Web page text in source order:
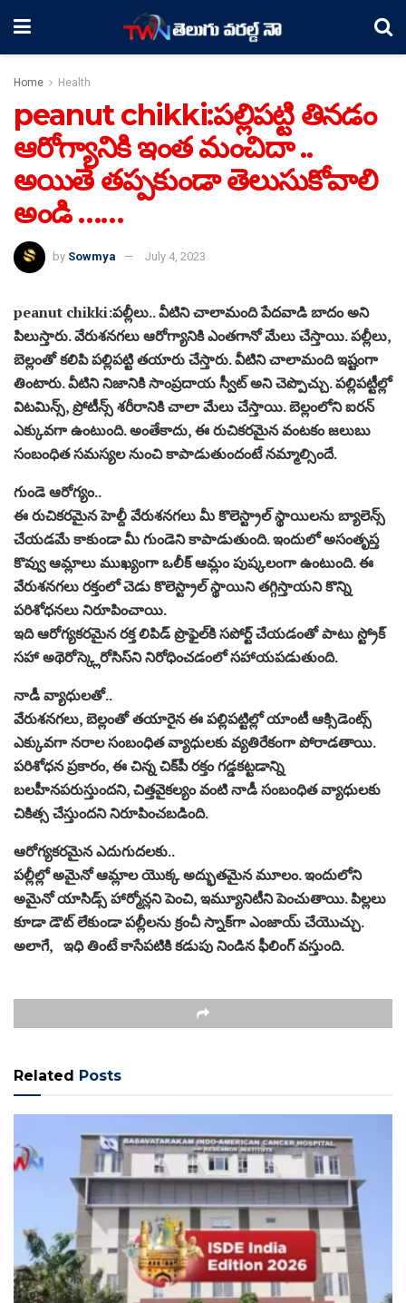
Home Health
peanut chikki:పల్లిపట్టి తినడం
ఆరోగ్యానికి ఇంత మంచిదా ..
అయితే తప్పకుండా తెలుసుకోవాలి
అండి ……
by Sowmya July 4, 2023
peanut chikki:పల్లీలు.. వీటిని చాలామంది పేదవాడి బాదం అని
పిలుస్తారు. వేరుశనగలు ఆరోగ్యానికి ఎంతగానో మేలు చేస్తాయి. పల్లీలు,
బెల్లంతో కలిపి పల్లిపట్టి తయారు చేస్తారు. వీటిని చాలామంది ఇష్టంగా
తింటారు. వీటిని నిజానికి సాంప్రదాయ స్వీట్ అని చెప్పొచ్చు. పల్లిపట్టీల్లో
విటమిన్స్, ప్రోటీన్స్ శరీరానికి చాలా మేలు చేస్తాయి. బెల్లంలోని ఐరన్
ఎక్కువగా ఉంటుంది. అంతేకాదు, ఈ రుచికరమైన వంటకం జలుబు
సంబంధిత సమస్యల నుంచి కాపాడుతుందంటే నమ్మాల్సిందే.
గుండె ఆరోగ్యం..
ఈ రుచికరమైన హెల్దీ వేరుశనగలు మీ కొలెస్ట్రాల్ స్థాయిలను బ్యాలెన్స్
చేయడమే కాకుండా మీ గుండెని కాపాడుతుంది. ఇందులో అసంతృప్త
కొవ్వు ఆమ్లాలు ముఖ్యంగా ఒలీక్ ఆమ్లం పుష్కలంగా ఉంటుంది. ఈ
వేరుశనగలు రక్తంలో చెడు కొలెస్ట్రాల్ స్థాయిని తగ్గిస్తాయని కొన్ని
పరిశోధనలు నిరూపించాయి.
ఇది ఆరోగ్యకరమైన రక్త లిపిడ్ ప్రొఫైల్‌కి సపోర్ట్ చేయడంతో పాటు స్ట్రోక్
సహా అథెరోస్క్లెరోసిస్‌ని నిరోధించడంలో సహాయపడుతుంది.
నాడీ వ్యాధులతో..
వేరుశనగలు, బెల్లంతో తయారైన ఈ పల్లిపట్టిల్లో యాంటీ ఆక్సిడెంట్స్
ఎక్కువగా నరాల సంబంధిత వ్యాధులకు వ్యతిరేకంగా పోరాడతాయి.
పరిశోధన ప్రకారం, ఈ చిన్న చిక్‌పీ రక్తం గడ్డకట్టడాన్ని
బలహీనపరుస్తుందని, చిత్తవైకల్యం వంటి నాడీ సంబంధిత వ్యాధులకు
చికిత్స చేస్తుందని నిరూపించబడింది.
ఆరోగ్యకరమైన ఎదుగుదలకు..
పల్లీల్లో అమైనో ఆమ్లాల యొక్క అద్భుతమైన మూలం. ఇందులోని
అమైనో యాసిడ్స్ హార్మోన్లని పెంచి, ఇమ్యూనిటీని పెంచుతాయి. పిల్లలు
కూడా డౌట్ లేకుండా పల్లీలను క్రంచీ స్నాక్‌గా ఎంజాయ్ చేయొచ్చు.
అలాగే, ఇధి తింటే కాసేపటికి కడుపు నిండిన ఫీలింగ్ వస్తుంది.
Related Posts